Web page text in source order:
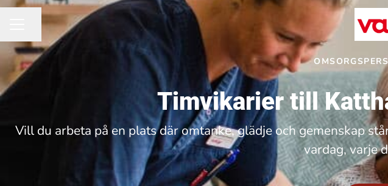
KARRIÄRMENY
Dela sidan
Timvikarier till
Vill du arbeta på en plats där omtanke, glädje och gemenskap
vardag, varje